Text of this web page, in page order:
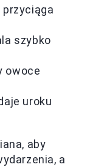
szybko
owoce
uroku
aby
a